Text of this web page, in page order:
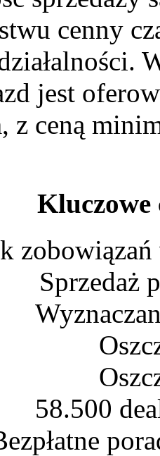
cenny
jest
z ceną
Kluczowe
Sprzedaż
58.500